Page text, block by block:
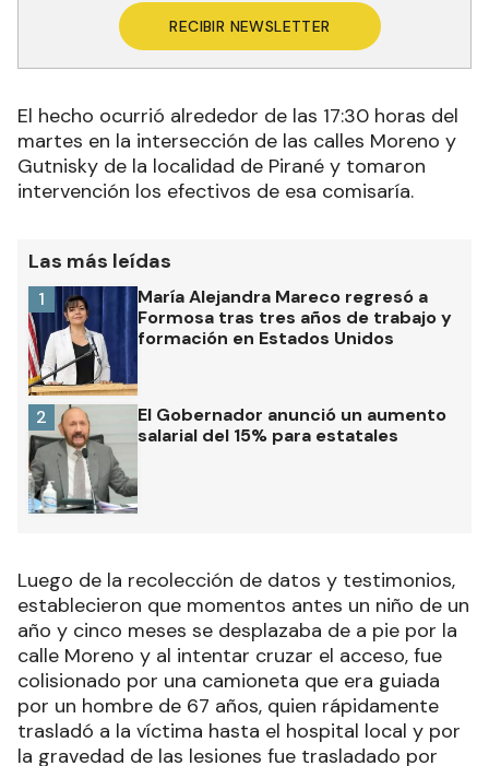
RECIBIR NEWSLETTER
El hecho ocurrió alrededor de las 17:30 horas del
martes en la intersección de las calles Moreno y
Gutnisky de la localidad de Pirané y tomaron
intervención los efectivos de esa comisaría.
Las más leídas
María Alejandra Mareco regresó a
Formosa tras tres años de trabajo y
formación en Estados Unidos
1
El Gobernador anunció un aumento
salarial del 15% para estatales
2
Luego de la recolección de datos y testimonios,
establecieron que momentos antes un niño de un
año y cinco meses se desplazaba de a pie por la
calle Moreno y al intentar cruzar el acceso, fue
colisionado por una camioneta que era guiada
por un hombre de 67 años, quien rápidamente
trasladó a la víctima hasta el hospital local y por
la gravedad de las lesiones fue trasladado por